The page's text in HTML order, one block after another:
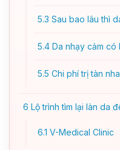
5.3 Sau bao lâu thì
5.4 Da nhạy cảm
5.5 Chi phí trị tàn
6 Lộ trình tìm lại làn da
6.1 V-Medical Clinic